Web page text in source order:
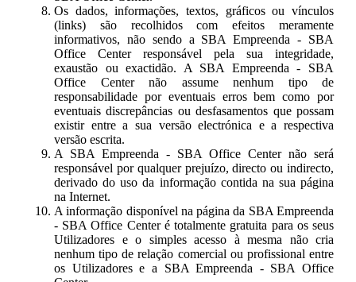
Os dados, informações, textos, gráficos ou vínculos
(links) são recolhidos com efeitos meramente
informativos, não sendo a SBA Empreenda - SBA
Office Center responsável pela sua integridade,
exaustão ou exactidão. A SBA Empreenda - SBA
Office Center não assume nenhum tipo de
responsabilidade por eventuais erros bem como por
eventuais discrepâncias ou desfasamentos que possam
existir entre a sua versão electrónica e a respectiva
versão escrita.
A SBA Empreenda - SBA Office Center não será
responsável por qualquer prejuízo, directo ou indirecto,
derivado do uso da informação contida na sua página
na Internet.
A informação disponível na página da SBA Empreenda
- SBA Office Center é totalmente gratuita para os seus
Utilizadores e o simples acesso à mesma não cria
nenhum tipo de relação comercial ou profissional entre
os Utilizadores e a SBA Empreenda - SBA Office